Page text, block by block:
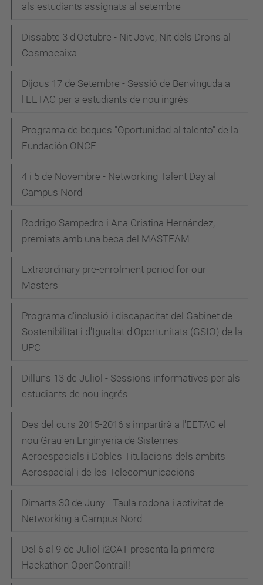
als estudiants assignats al setembre
Dissabte 3 d'Octubre - Nit Jove, Nit dels Drons al
Cosmocaixa
Dijous 17 de Setembre - Sessió de Benvinguda a
l'EETAC per a estudiants de nou ingrés
Programa de beques "Oportunidad al talento" de la
Fundación ONCE
4 i 5 de Novembre - Networking Talent Day al
Campus Nord
Rodrigo Sampedro i Ana Cristina Hernández,
premiats amb una beca del MASTEAM
Extraordinary pre-enrolment period for our
Masters
Programa d'inclusió i discapacitat del Gabinet de
Sostenibilitat i d'Igualtat d'Oportunitats (GSIO) de la
UPC
Dilluns 13 de Juliol - Sessions informatives per als
estudiants de nou ingrés
Des del curs 2015-2016 s'impartirà a l'EETAC el
nou Grau en Enginyeria de Sistemes
Aeroespacials i Dobles Titulacions dels àmbits
Aerospacial i de les Telecomunicacions
Dimarts 30 de Juny - Taula rodona i activitat de
Networking a Campus Nord
Del 6 al 9 de Juliol i2CAT presenta la primera
Hackathon OpenContrail!